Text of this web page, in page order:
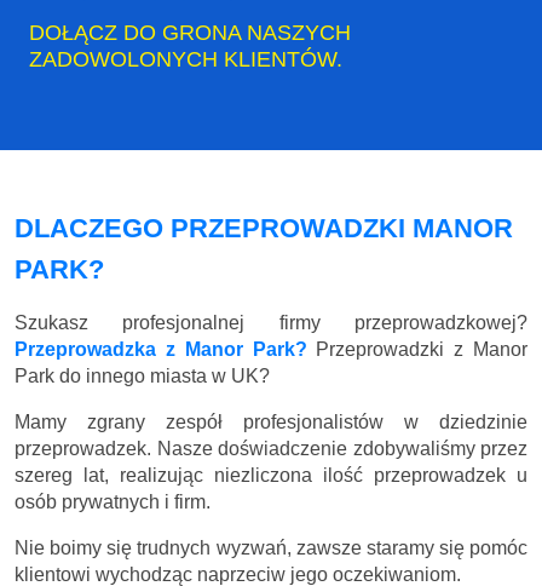
DOŁĄCZ DO GRONA NASZYCH
ZADOWOLONYCH KLIENTÓW.
DLACZEGO PRZEPROWADZKI MANOR
PARK?
Szukasz profesjonalnej firmy przeprowadzkowej?
Przeprowadzka z Manor Park? Przeprowadzki z Manor
Park do innego miasta w UK?
Mamy zgrany zespół profesjonalistów w dziedzinie
przeprowadzek. Nasze doświadczenie zdobywaliśmy przez
szereg lat, realizując niezliczona ilość przeprowadzek u
osób prywatnych i firm.
Nie boimy się trudnych wyzwań, zawsze staramy się pomóc
klientowi wychodząc naprzeciw jego oczekiwaniom.